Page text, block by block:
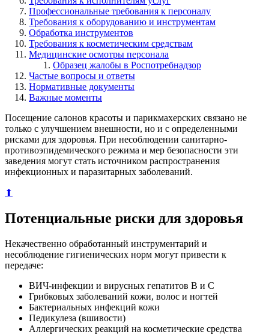
Профессиональные требования к персоналу
Требования к оборудованию и инструментам
Обработка инструментов
Требования к косметическим средствам
Медицинские осмотры персонала
Образец жалобы в Роспотребнадзор
Частые вопросы и ответы
Нормативные документы
Важные моменты
Посещение салонов красоты и парикмахерских связано не
только с улучшением внешности, но и с определенными
рисками для здоровья. При несоблюдении санитарно-
противоэпидемического режима и мер безопасности эти
заведения могут стать источником распространения
инфекционных и паразитарных заболеваний.
⬆
Потенциальные риски для здоровья
Некачественно обработанный инструментарий и
несоблюдение гигиенических норм могут привести к
передаче:
ВИЧ-инфекции и вирусных гепатитов В и С
Грибковых заболеваний кожи, волос и ногтей
Бактериальных инфекций кожи
Педикулеза (вшивости)
Аллергических реакций на косметические средства